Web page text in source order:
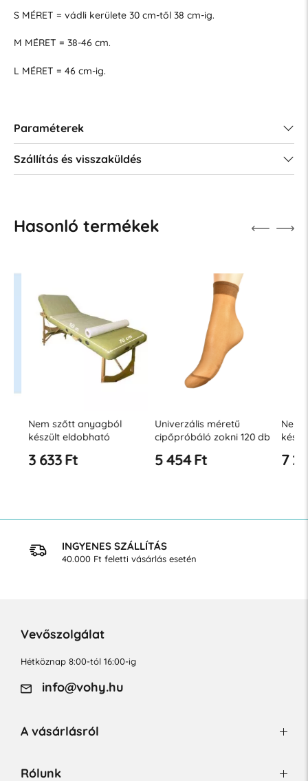
S MÉRET = vádli kerülete 30 cm-től 38 cm-ig.
M MÉRET = 38-46 cm.
L MÉRET = 46 cm-ig.
Paraméterek
Szállítás és visszaküldés
Hasonló termékek
Nem szőtt anyagból
készült eldobható
3 633 Ft
Univerzális méretű
cipőpróbáló zokni 120 db
5 454 Ft
Nem
készült
7
INGYENES SZÁLLÍTÁS
40.000 Ft feletti vásárlás esetén
Vevőszolgálat
Hétköznap 8:00-tól 16:00-ig
info@vohy.hu
A vásárlásról
Rólunk